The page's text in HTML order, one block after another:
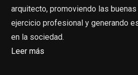
arquitecto, promoviendo las
ejercicio profesional y generando
en la sociedad.
Leer más